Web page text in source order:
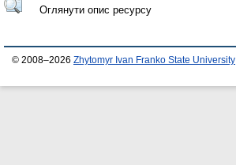
Оглянути опис ресурсу
© 2008–2026 Zhytomyr Ivan Franko State University